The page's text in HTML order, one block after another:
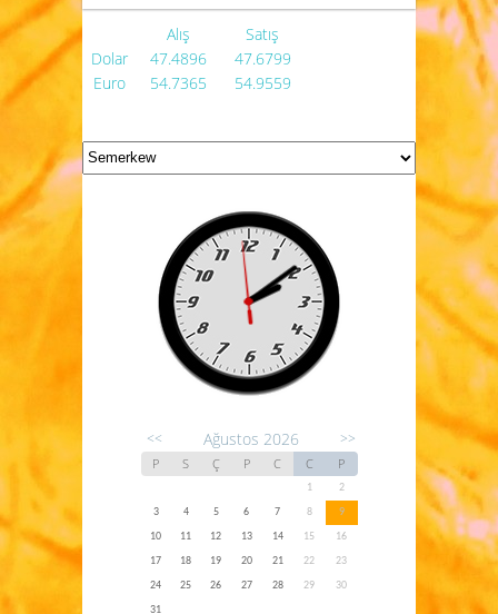
Alış
Satış
Dolar
47.4896
47.6799
Euro
54.7365 54.9559
<< Ağustos 2026 >>
P S Ç P C C P
1
2
3
4 5 6 7 8
9
10
11 12 13 14 15
16
17
18 19 20 21 22
23
24
25 26 27 28 29
30
31